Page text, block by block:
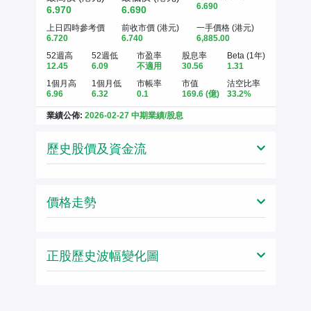
6.970
6.690
6.690
上日四時參考價
6.720
前收市價 (港元)
6.740
一手價格 (港元)
6,885.00
52週高
12.45
52週低
6.09
市盈率
不適用
股息率
30.56
Beta (1年)
1.31
1個月高
6.96
1個月低
6.32
市帳率
0.1
市值
169.6 (億)
沽空比率
33.2%
業績公佈: 2026-02-27 中期業績/股息
歷史股價及資金流
價格走勢
正股歷史波幅變化圖